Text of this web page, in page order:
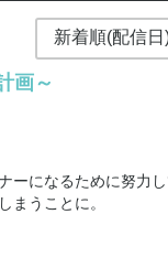
女
画～
ーになるために努力
うことに。